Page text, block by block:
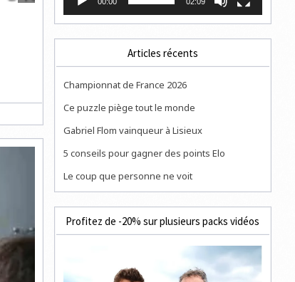
Articles récents
Championnat de France 2026
Ce puzzle piège tout le monde
Gabriel Flom vainqueur à Lisieux
5 conseils pour gagner des points Elo
Le coup que personne ne voit
Profitez de -20% sur plusieurs packs vidéos